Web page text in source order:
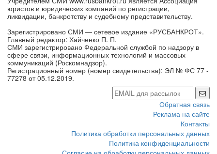
ликвидации, банкротству и судебному представительству.
Зарегистрировано СМИ — сетевое издание «РУСБАНКРОТ».
Главный редактор: Хайченко П. П.
СМИ зарегистрировано Федеральной службой по надзору в
сфере связи, информационных технологий и массовых
коммуникаций (Роскомнадзор).
Регистрационный номер (номер свидетельства): ЭЛ № ФС 77 -
77278 от 05.12.2019.
Обратная связь
Реклама на сайте
Контакты
Политика обработки персональных данных
Политика конфиденциальности
Согласие на обработку персональных данных